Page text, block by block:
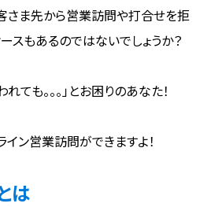
さま先から営業訪問や打合せを拒
スもあるのではないでしょうか？
ても。。。」とお困りのあなた！
ン営業訪問ができますよ！
は